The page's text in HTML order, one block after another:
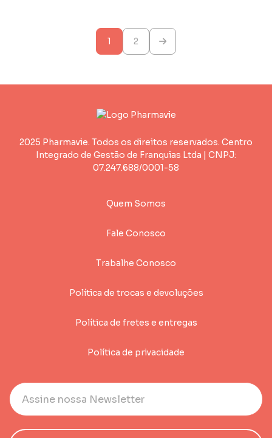
Paginação
de
1 2
2025 Pharmavie. Todos os direitos reservados. Centro
Integrado de Gestão de Franquias Ltda | CNPJ:
07.247.688/0001-58
Quem Somos
Fale Conosco
Trabalhe Conosco
Política de trocas e devoluções
Política de fretes e entregas
Política de privacidade